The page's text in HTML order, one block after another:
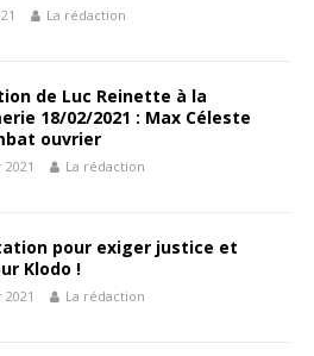
La rédaction
de Luc Reinette à la
18/02/2021 : Max Céleste
ouvrier
La rédaction
pour exiger justice et
Klodo !
La rédaction